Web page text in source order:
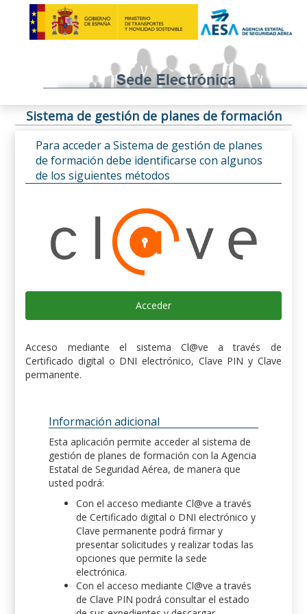
Sistema de gestión de planes de formación
Para acceder a Sistema de gestión de planes
de formación debe identificarse con algunos
de los siguientes métodos
Acceder
Acceso mediante el sistema Cl@ve a través de
Certificado digital o DNI electrónico, Clave PIN y Clave
permanente.
Información adicional
Esta aplicación permite acceder al sistema de
gestión de planes de formación con la Agencia
Estatal de Seguridad Aérea, de manera que
usted podrá:
Con el acceso mediante Cl@ve a través
de Certificado digital o DNI electrónico y
Clave permanente podrá firmar y
presentar solicitudes y realizar todas las
opciones que permite la sede
electrónica.
Con el acceso mediante Cl@ve a través
de Clave PIN podrá consultar el estado